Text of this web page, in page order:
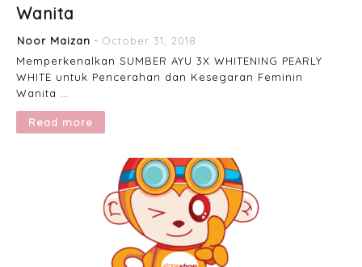
Wanita
Noor Maizan
October 31, 2018
Memperkenalkan SUMBER AYU 3X WHITENING PEARLY
WHITE untuk Pencerahan dan Kesegaran Feminin
Wanita …
Read more